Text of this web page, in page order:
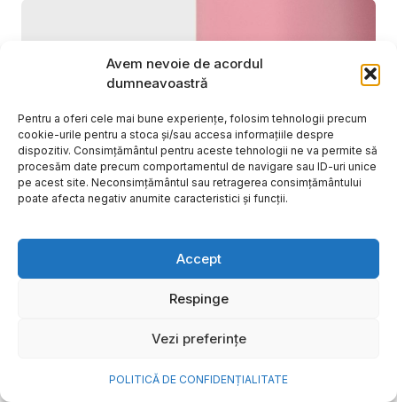
Avem nevoie de acordul
dumneavoastră
Pentru a oferi cele mai bune experiențe, folosim tehnologii precum
cookie-urile pentru a stoca și/sau accesa informațiile despre
dispozitiv. Consimțământul pentru aceste tehnologii ne va permite să
procesăm date precum comportamentul de navigare sau ID-uri unice
pe acest site. Neconsimțământul sau retragerea consimțământului
poate afecta negativ anumite caracteristici și funcții.
Accept
Respinge
Vezi preferințe
POLITICĂ DE CONFIDENȚIALITATE
Cum transformi cele mai
frumoase amintiri ale verii într-
o bijuterie Pandora pe care o
se întâmplă cele mai importante lucruri. Plecăm în